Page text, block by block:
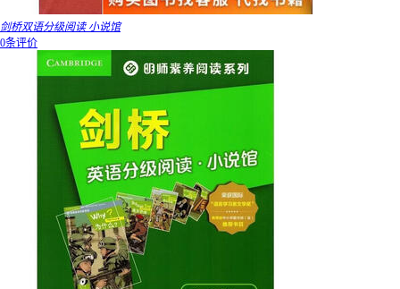
剑桥双语分级阅读 小说馆
0条评价